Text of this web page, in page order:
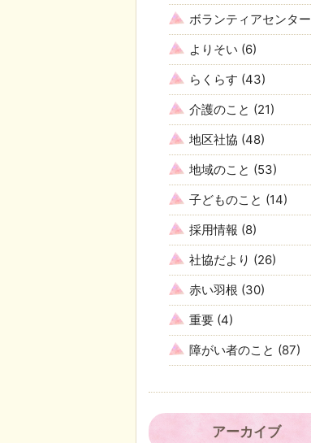
ボランティアセンター
よりそい (6)
らくらす (43)
介護のこと (21)
地区社協 (48)
地域のこと (53)
子どものこと (14)
採用情報 (8)
社協だより (26)
赤い羽根 (30)
重要 (4)
障がい者のこと (87)
アーカイブ